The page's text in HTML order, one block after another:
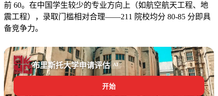
前 60。在中国学生较少的专业方向上（如航空航天工程、地
震工程），录取门槛相对合理——211 院校均分 80-85 分即具
备竞争力。
布里斯托大学申请评估 AI
开始